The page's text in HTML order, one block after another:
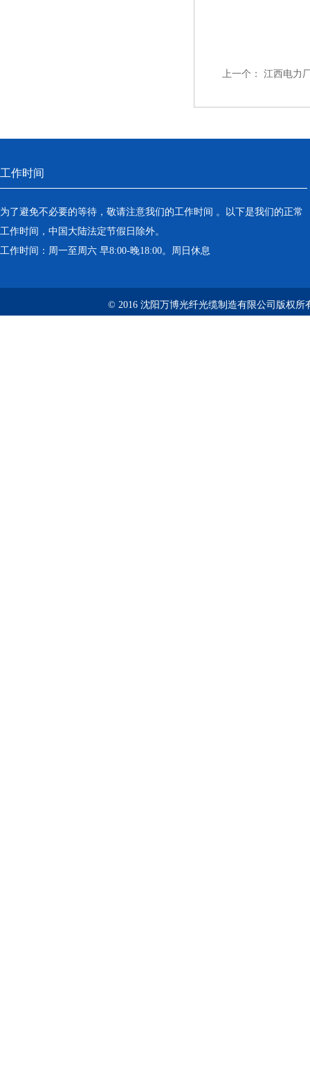
上一个： 江西电力
工作时间
为了避免不必要的等待，敬请注意我们的工作时间 。以下是我们的正常
工作时间，中国大陆法定节假日除外。
工作时间：周一至周六 早8:00-晚18:00。周日休息
© 2016 沈阳万博光纤光缆制造有限公司版权所